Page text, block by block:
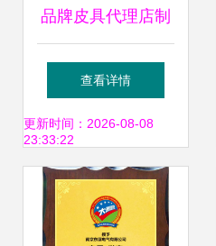
品牌皮具代理店制
胜市场的五大营销
战略
查看详情
更新时间：2026-08-08
23:33:22